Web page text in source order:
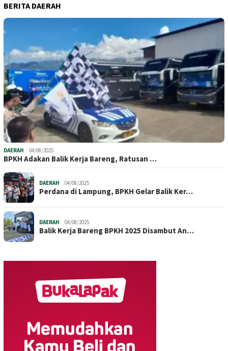
BERITA DAERAH
DAERAH 04/08/2025
BPKH Adakan Balik Kerja Bareng, Ratusan …
DAERAH 04/08/2025
Perdana di Lampung, BPKH Gelar Balik Ker…
DAERAH 04/08/2025
Balik Kerja Bareng BPKH 2025 Disambut An…